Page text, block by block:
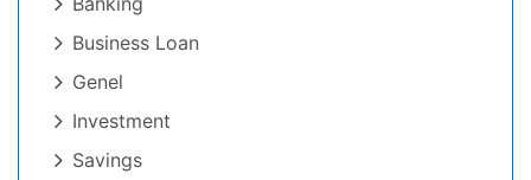
Business Loan
Genel
Investment
Savings